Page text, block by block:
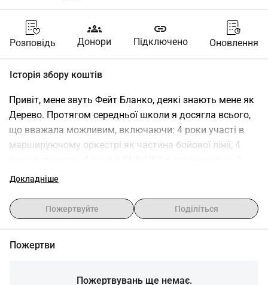
Розповідь
groups
Донори
link
Підключено Оновлення
Історія збору коштів
Привіт, мене звуть Фейт Бланко, деякі знають мене як
Дерево. Протягом середньої школи я досягла всього,
що вважала можливим, включаючи: 4 роки участі в
маршируючому оркестрі як частина бойової лінії, 4
роки в автомобільних технологіях, 2 роки в West-MEC
технічної честі, Національне товариство вчених
середньої школи, понад 250 годин волонтерської
нагороду за волонтерську діяльність, а також
іншого. Цього разу я прагну досягти виконання своєї
Докладніше
Пожертвуйте Поділіться
Пожертви
Пожертвувань ще немає.